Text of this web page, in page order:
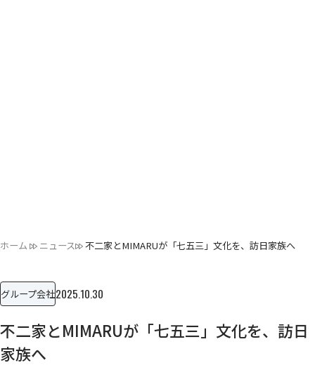
ホーム ニュース 不二家とMIMARUが「七五三」文化を、訪日家族へ
グループ会社2025.10.30
不二家とMIMARUが「七五三」文化を、訪日
家族へ